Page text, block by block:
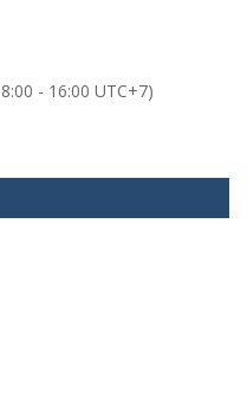
- 16:00 UTC+7)